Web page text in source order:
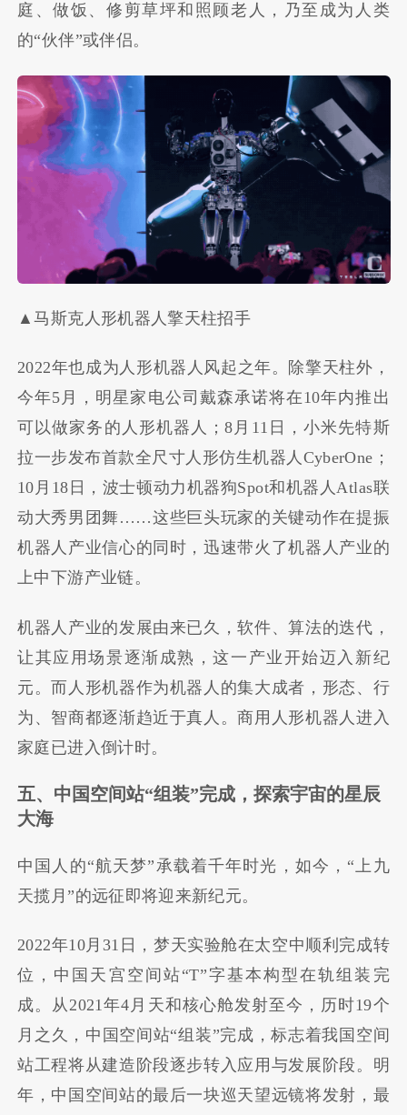
庭、做饭、修剪草坪和照顾老人，乃至成为人类
的“伙伴”或伴侣。
▲马斯克人形机器人擎天柱招手
2022年也成为人形机器人风起之年。除擎天柱外，
今年5月，明星家电公司戴森承诺将在10年内推出
可以做家务的人形机器人；8月11日，小米先特斯
拉一步发布首款全尺寸人形仿生机器人CyberOne；
10月18日，波士顿动力机器狗Spot和机器人Atlas联
动大秀男团舞……这些巨头玩家的关键动作在提振
机器人产业信心的同时，迅速带火了机器人产业的
上中下游产业链。
机器人产业的发展由来已久，软件、算法的迭代，
让其应用场景逐渐成熟，这一产业开始迈入新纪
元。而人形机器作为机器人的集大成者，形态、行
为、智商都逐渐趋近于真人。商用人形机器人进入
家庭已进入倒计时。
五、中国空间站“组装”完成，探索宇宙的星辰
大海
中国人的“航天梦”承载着千年时光，如今，“上九
天揽月”的远征即将迎来新纪元。
2022年10月31日，梦天实验舱在太空中顺利完成转
位，中国天宫空间站“T”字基本构型在轨组装完
成。从2021年4月天和核心舱发射至今，历时19个
月之久，中国空间站“组装”完成，标志着我国空间
站工程将从建造阶段逐步转入应用与发展阶段。明
年，中国空间站的最后一块巡天望远镜将发射，最